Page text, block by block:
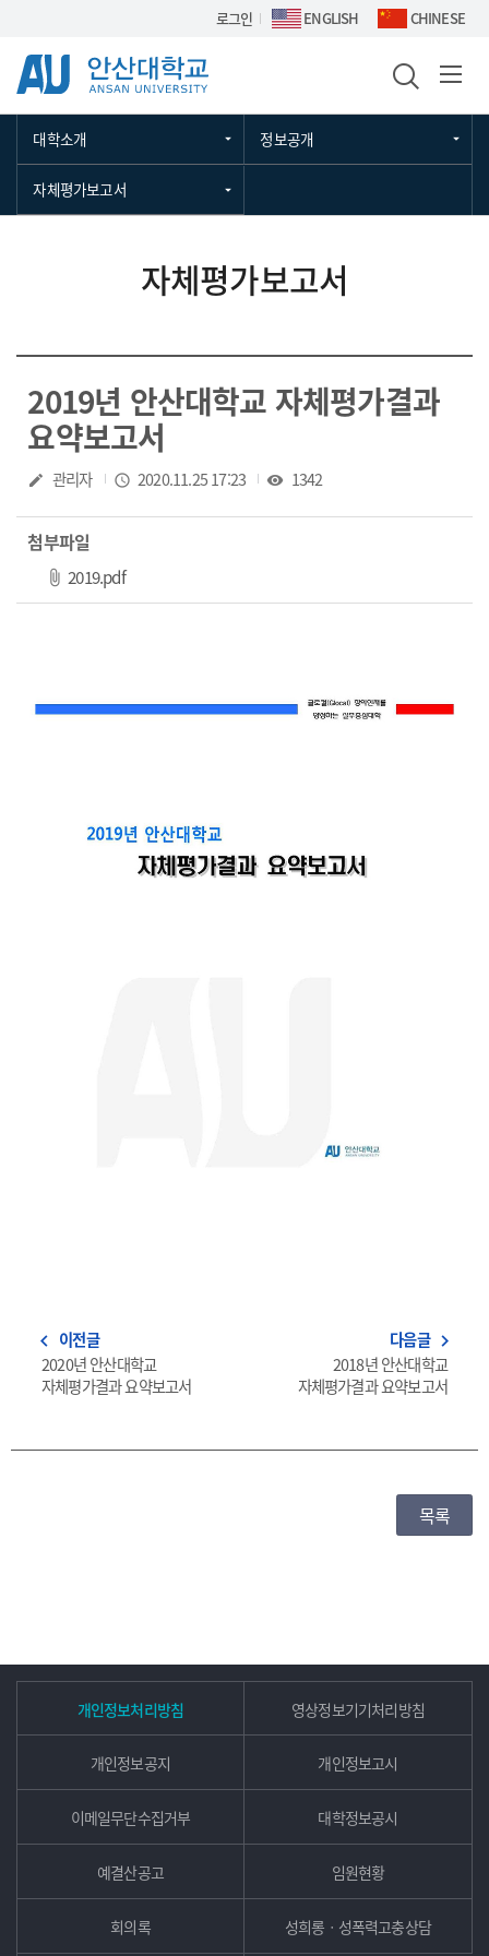
Skip Menu로그인 ENGLISH CHINESE
대학소개 정보공개
자체평가보고서
자체평가보고서
2019년 안산대학교 자체평가결과
요약보고서
작성자
create 관리자 작성일
access_time 2020.11.25 17:23 조회수
visibility 1342
첨부파일
2019.pdf파일 다운로드
navigate_before 이전글
2020년 안산대학교
자체평가결과 요약보고서
다음글 navigate_next
2018년 안산대학교
자체평가결과 요약보고서
목록
개인정보처리방침 영상정보기기처리방침
개인정보공지 개인정보고시
이메일무단수집거부 대학정보공시
예결산공고 임원현황
회의록 성희롱ㆍ성폭력고충상담